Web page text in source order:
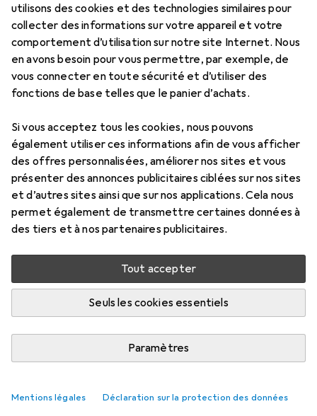
utilisons des cookies et des technologies similaires pour
collecter des informations sur votre appareil et votre
comportement d’utilisation sur notre site Internet. Nous
en avons besoin pour vous permettre, par exemple, de
vous connecter en toute sécurité et d’utiliser des
fonctions de base telles que le panier d’achats.
Si vous acceptez tous les cookies, nous pouvons
également utiliser ces informations afin de vous afficher
des offres personnalisées, améliorer nos sites et vous
présenter des annonces publicitaires ciblées sur nos sites
et d’autres sites ainsi que sur nos applications. Cela nous
permet également de transmettre certaines données à
des tiers et à nos partenaires publicitaires.
Tout accepter
Seuls les cookies essentiels
Paramètres
Mentions légales Déclaration sur la protection des données
ProduitsForum